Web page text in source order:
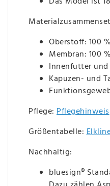
Oberstoff: 100
Membran: 100
Innenfutter
Kapuzen- und
Pflege: Pflegehinweis
Größentabelle:
Nachhaltig:
bluesign®